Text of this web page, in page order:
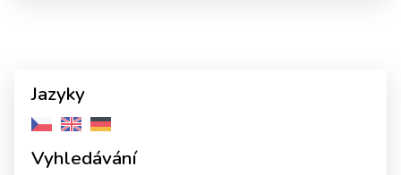
Jazyky
Vyhledávání